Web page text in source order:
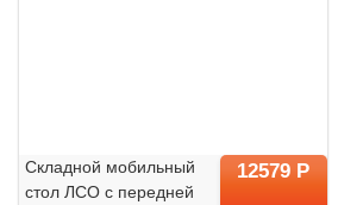
Складной мобильный
стол ЛСО с передней
12579 Р